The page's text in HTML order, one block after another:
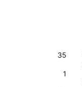
35
1